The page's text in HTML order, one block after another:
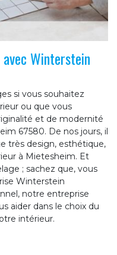
Winterstein
si vous souhaitez
ou que vous
et de modernité
67580. De nos jours, il
très design, esthétique,
à Mietesheim. Et
; sachez que, vous
Winterstein
notre entreprise
aider dans le choix du
intérieur.